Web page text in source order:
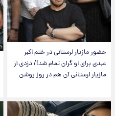
حضور مازیار لرستانی در ختم اکبر
عبدی برای او گران تمام شد!/ دزدی از
مازیار لرستانی آن هم در روز روشن